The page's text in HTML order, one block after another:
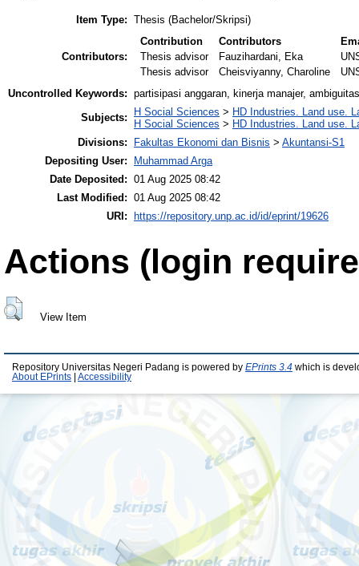
Item Type: Thesis (Bachelor/Skripsi)
Contributors:
Contribution Contributors
Thesis advisor
Fauzihardani, Eka
Thesis advisor
Cheisviyanny, Charoline
Uncontrolled Keywords: partisipasi anggaran, kinerja manajer,
Subjects:
H Social Sciences > HD Industries. Land use.
H Social Sciences > HD Industries. Land use.
Divisions:
Fakultas Ekonomi dan Bisnis > Akuntansi-S1
Depositing User:
Muhammad Arga
Date Deposited: 01 Aug 2025 08:42
Last Modified: 01 Aug 2025 08:42
URI:
https://repository.unp.ac.id/id/eprint/19626
Actions (login
View Item
Repository Universitas Negeri Padang is powered by EPrints 3.4 which is
About EPrints
Accessibility